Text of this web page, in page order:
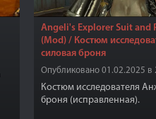
Angeli's Explorer Suit and
(Mod) / Костюм
силовая броня
Опубликовано 01.02.2025 в
Костюм исследователя
броня (исправленная).